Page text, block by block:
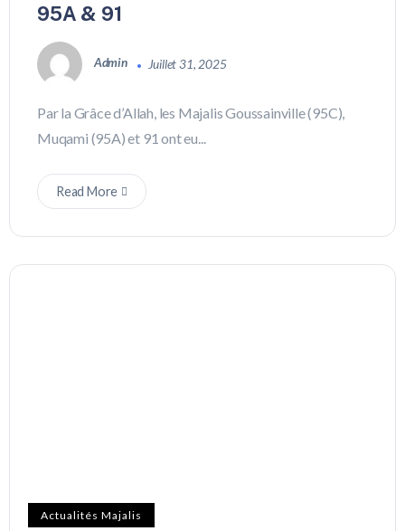
95A & 91
Admin Juillet 31, 2025
Par la Grâce d’Allah, les Majalis Goussainville (95C),
Muqami (95A) et 91 ont eu...
Read More
Actualités Majalis